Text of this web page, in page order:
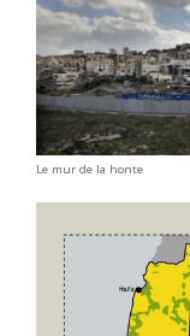
Le mur de la honte